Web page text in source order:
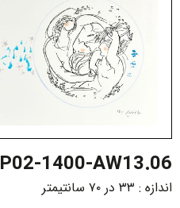
P02-1400-AW13.06
اندازه : ۳۳ در ۷۰ سانتیمتر